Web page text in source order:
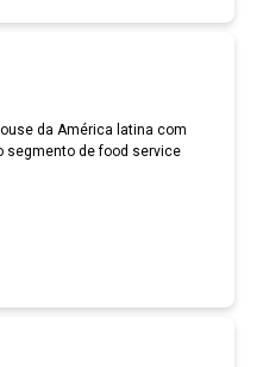
da América latina com
segmento de food service